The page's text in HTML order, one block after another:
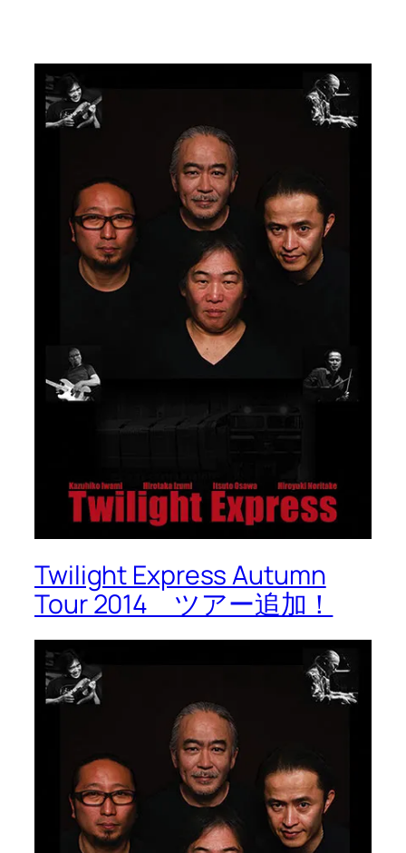
Twilight Express Autumn
Tour 2014 ツアー追加！